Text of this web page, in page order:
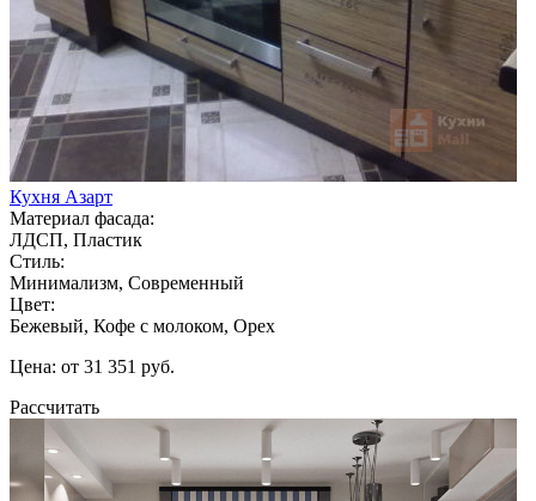
Кухня Азарт
Материал фасада:
ЛДСП, Пластик
Стиль:
Минимализм, Современный
Цвет:
Бежевый, Кофе с молоком, Орех
Цена: от 31 351 руб.
Рассчитать